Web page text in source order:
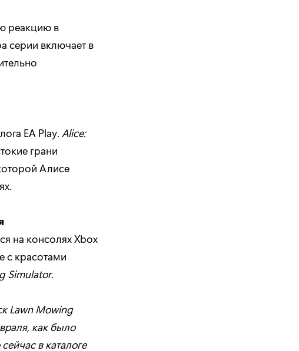
реакцию в
серии включает в
EA Play. Alice:
грани
Алисе
на консолях Xbox
с красотами
Simulator.
Lawn Mowing
как было
в каталоге